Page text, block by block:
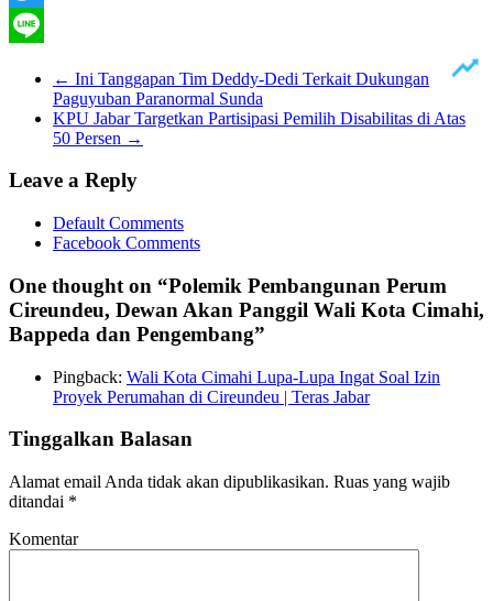
Twitter
← Ini Tanggapan Tim Deddy-Dedi Terkait Dukungan
Paguyuban Paranormal Sunda
KPU Jabar Targetkan Partisipasi Pemilih Disabilitas di Atas
50 Persen →
Leave a Reply
Default Comments
Facebook Comments
One thought on “Polemik Pembangunan Perum
Cireundeu, Dewan Akan Panggil Wali Kota Cimahi,
Bappeda dan Pengembang”
Pingback: Wali Kota Cimahi Lupa-Lupa Ingat Soal Izin
Proyek Perumahan di Cireundeu | Teras Jabar
Tinggalkan Balasan
Alamat email Anda tidak akan dipublikasikan. Ruas yang wajib
ditandai *
Komentar